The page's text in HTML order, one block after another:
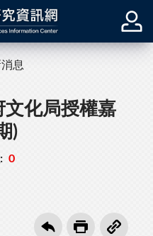
息
化局授權嘉
)
0